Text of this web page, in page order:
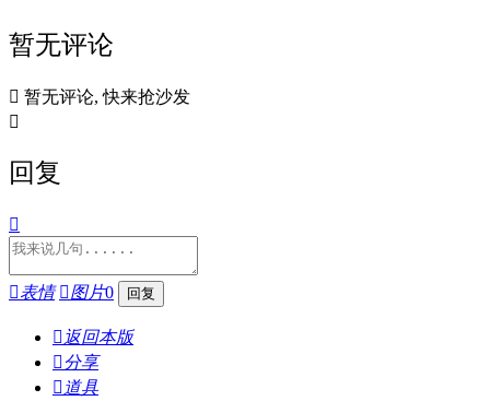
暂无评论
 暂无评论, 快来抢沙发

回复

表情 图片0
 返回本版
分享
 道具